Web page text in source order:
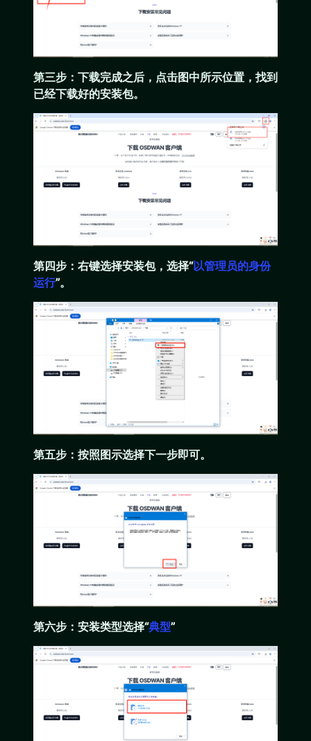
第三步：下载完成之后，点击图中所示位置，找到
已经下载好的安装包。
第四步：右键选择安装包，选择“以管理员的身份
运行”。
第五步：按照图示选择下一步即可。
第六步：安装类型选择“典型”